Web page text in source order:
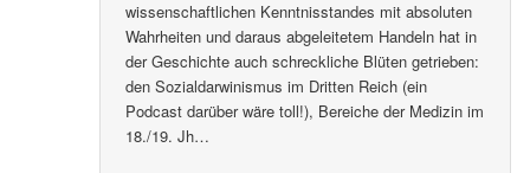
wissenschaftlichen Kenntnisstandes mit absoluten
Wahrheiten und daraus abgeleitetem Handeln hat in
der Geschichte auch schreckliche Blüten getrieben:
den Sozialdarwinismus im Dritten Reich (ein
Podcast darüber wäre toll!), Bereiche der Medizin im
18./19. Jh…